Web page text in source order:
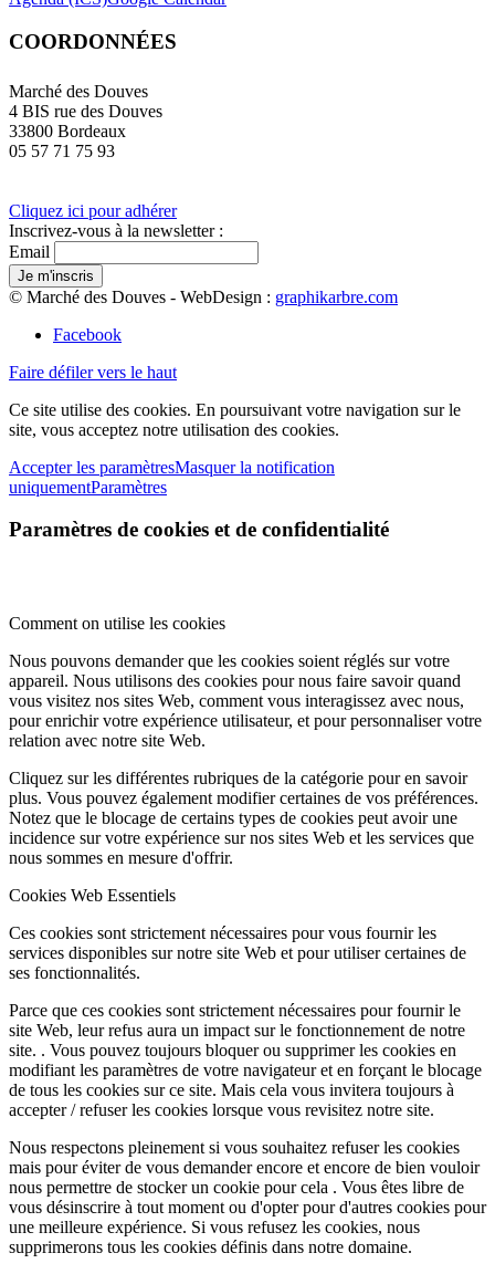
COORDONNÉES
Marché des Douves
4 BIS rue des Douves
33800 Bordeaux
05 57 71 75 93
Cliquez ici pour adhérer
Inscrivez-vous à la newsletter :
Email
© Marché des Douves - WebDesign : graphikarbre.com
Facebook
Faire défiler vers le haut
Ce site utilise des cookies. En poursuivant votre navigation sur le
site, vous acceptez notre utilisation des cookies.
Accepter les paramètresMasquer la notification
uniquementParamètres
Paramètres de cookies et de confidentialité
Comment on utilise les cookies
Nous pouvons demander que les cookies soient réglés sur votre
appareil. Nous utilisons des cookies pour nous faire savoir quand
vous visitez nos sites Web, comment vous interagissez avec nous,
pour enrichir votre expérience utilisateur, et pour personnaliser votre
relation avec notre site Web.
Cliquez sur les différentes rubriques de la catégorie pour en savoir
plus. Vous pouvez également modifier certaines de vos préférences.
Notez que le blocage de certains types de cookies peut avoir une
incidence sur votre expérience sur nos sites Web et les services que
nous sommes en mesure d'offrir.
Cookies Web Essentiels
Ces cookies sont strictement nécessaires pour vous fournir les
services disponibles sur notre site Web et pour utiliser certaines de
ses fonctionnalités.
Parce que ces cookies sont strictement nécessaires pour fournir le
site Web, leur refus aura un impact sur le fonctionnement de notre
site. . Vous pouvez toujours bloquer ou supprimer les cookies en
modifiant les paramètres de votre navigateur et en forçant le blocage
de tous les cookies sur ce site. Mais cela vous invitera toujours à
accepter / refuser les cookies lorsque vous revisitez notre site.
Nous respectons pleinement si vous souhaitez refuser les cookies
mais pour éviter de vous demander encore et encore de bien vouloir
nous permettre de stocker un cookie pour cela . Vous êtes libre de
vous désinscrire à tout moment ou d'opter pour d'autres cookies pour
une meilleure expérience. Si vous refusez les cookies, nous
supprimerons tous les cookies définis dans notre domaine.